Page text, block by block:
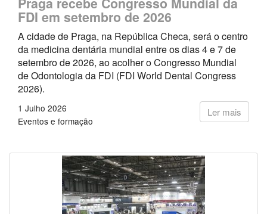
FDI em setembro de 2026
A cidade de Praga, na República Checa, será o centro
da medicina dentária mundial entre os dias 4 e 7 de
setembro de 2026, ao acolher o Congresso Mundial
de Odontologia da FDI (FDI World Dental Congress
2026).
Ler mais
1 Julho 2026
Eventos e formação